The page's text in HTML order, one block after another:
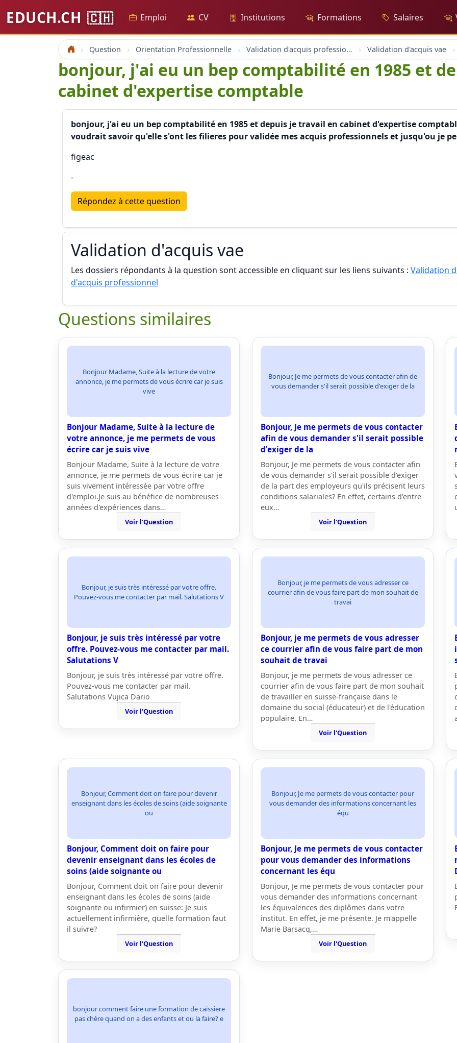
EDUCH.CH 🇨🇭 Emploi CV Institutions Formations Salaires
Accueil Question Orientation Professionnelle Validation d'acquis professionnel Validation d'acquis vae
bonjour, j'ai eu un bep comptabilité en 1985 et
cabinet d'expertise comptable
bonjour, j'ai eu un bep comptabilité en 1985 et depuis je travail en cabinet d'expertise
voudrait savoir qu'elle s'ont les filieres pour validée mes acquis professionnels et jusqu'ou je
figeac
-
Répondez à cette question
Validation d'acquis vae
Les dossiers répondants à la question sont accessible en cliquant sur les liens suivants : Validation
d'acquis professionnel
Questions similaires
Bonjour Madame, Suite à la lecture de votre
annonce, je me permets de vous écrire car je suis
vive
Bonjour Madame, Suite à la lecture de
votre annonce, je me permets de vous
écrire car je suis vive
Bonjour Madame, Suite à la lecture de votre
annonce, je me permets de vous écrire car je
suis vivement intéressée par votre offre
d'emploi.Je suis au bénéfice de nombreuses
années d'expériences dans…
Voir l'Question
Bonjour, Je me permets de vous contacter afin de
vous demander s'il serait possible d'exiger de la
Bonjour, Je me permets de vous contacter
afin de vous demander s'il serait possible
d'exiger de la
Bonjour, Je me permets de vous contacter afin
de vous demander s'il serait possible d'exiger
de la part des employeurs qu'ils précisent leurs
conditions salariales? En effet, certains d'entre
eux…
Voir l'Question
Bonjour, je suis très intéressé par votre offre.
Pouvez-vous me contacter par mail. Salutations V
Bonjour, je suis très intéressé par votre
offre. Pouvez-vous me contacter par mail.
Salutations V
Bonjour, je suis très intéressé par votre offre.
Pouvez-vous me contacter par mail.
Salutations Vujica Dario
Voir l'Question
Bonjour, je me permets de vous adresser ce
courrier afin de vous faire part de mon souhait de
travai
Bonjour, je me permets de vous adresser
ce courrier afin de vous faire part de mon
souhait de travai
Bonjour, je me permets de vous adresser ce
courrier afin de vous faire part de mon souhait
de travailler en suisse-française dans le
domaine du social (éducateur) et de l'éducation
populaire. En…
Voir l'Question
Bonjour, Comment doit on faire pour devenir
enseignant dans les écoles de soins (aide soignante
ou
Bonjour, Comment doit on faire pour
devenir enseignant dans les écoles de
soins (aide soignante ou
Bonjour, Comment doit on faire pour devenir
enseignant dans les écoles de soins (aide
soignante ou infirmier) en suisse: Je suis
actuellement infirmière, quelle formation faut
il suivre?
Voir l'Question
Bonjour, Je me permets de vous contacter pour
vous demander des informations concernant les
équ
Bonjour, Je me permets de vous contacter
pour vous demander des informations
concernant les équ
Bonjour, Je me permets de vous contacter pour
vous demander des informations concernant
les équivalences des diplômes dans votre
institut. En effet, je me présente. Je m'appelle
Marie Barsacq,…
Voir l'Question
bonjour comment faire une formation de caissiere
pas chère quand on a des enfants et ou la faire? e